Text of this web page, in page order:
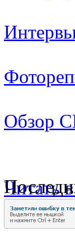
Обзор
Читать